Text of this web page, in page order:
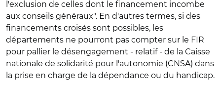
l'exclusion de celles dont le financement incombe
aux conseils généraux". En d'autres termes, si des
financements croisés sont possibles, les
départements ne pourront pas compter sur le FIR
pour pallier le désengagement - relatif - de la Caisse
nationale de solidarité pour l'autonomie (CNSA) dans
la prise en charge de la dépendance ou du handicap.